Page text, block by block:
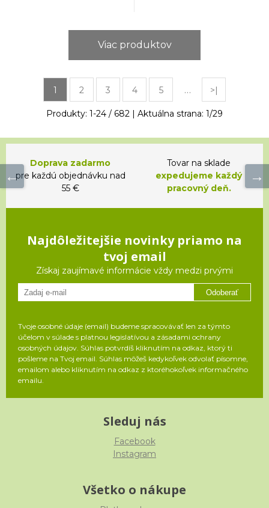
Viac produktov
1 2 3 4 5 … >|
Produkty: 1-24 / 682 | Aktuálna strana: 1/29
Doprava zadarmo
pre každú objednávku nad
55 €
Tovar na sklade
expedujeme každý
pracovný deň.
Najdôležitejšie novinky priamo na
tvoj email
Získaj zaujímavé informácie vždy medzi prvými
Odoberať
Tvoje osobné údaje (email) budeme spracovávať len za týmto
účelom v súlade s platnou legislatívou a zásadami ochrany
osobných údajov. Súhlas potvrdíš kliknutím na odkaz, ktorý ti
pošleme na Tvoj email. Súhlas môžeš kedykoľvek odvolať písomne,
emailom alebo kliknutím na odkaz z ktoréhokoľvek informačného
emailu.
Sleduj nás
Facebook
Instagram
Všetko o nákupe